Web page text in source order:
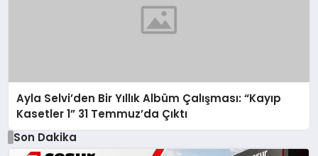
Ayla Selvi’den Bir Yıllık Albüm Çalışması: “Kayıp
Kasetler 1” 31 Temmuz’da Çıktı
Son Dakika